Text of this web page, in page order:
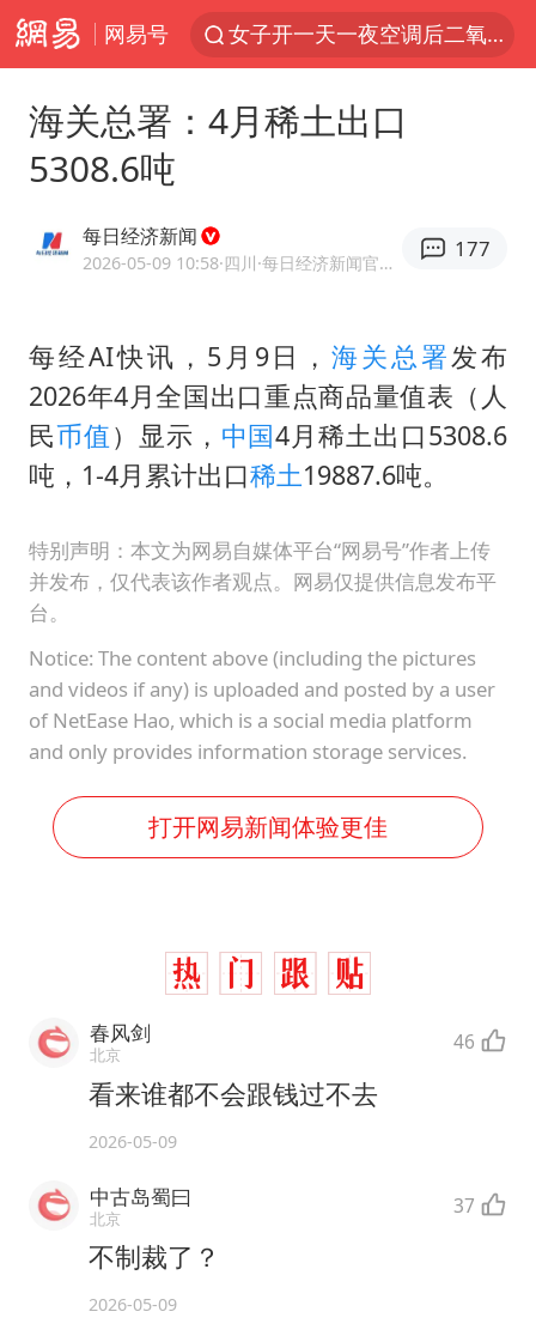
网易号
女子开一天一夜空调后二氧化碳中毒
改名后的“青海拉面”店
粉笔教育发布“自曝式”公开信
广岛核爆81周年央视播《奥本海默》
四川宜宾市高县发生4.9级地震
公司“上四休三”但要降薪1000元
海关总署：4月稀土出口
5308.6吨
每日经济新闻
2026-05-09 10:58·四川 ·每日经济新闻官方网易号
177
每经AI快讯，5月9日，海关总署发布
2026年4月全国出口重点商品量值表（人
民币值）显示， 中国4月稀土出口5308.6
吨，1-4月累计出口稀土19887.6吨。
特别声明：本文为网易自媒体平台“网易号”作者上传
并发布，仅代表该作者观点。网易仅提供信息发布平
台。
Notice: The content above (including the pictures
and videos if any) is uploaded and posted by a user
of NetEase Hao, which is a social media platform
and only provides information storage services.
打开网易新闻体验更佳
春风剑
北京 46
看来谁都不会跟钱过不去
2026-05-09
中古岛蜀曰
北京 37
不制裁了？
2026-05-09